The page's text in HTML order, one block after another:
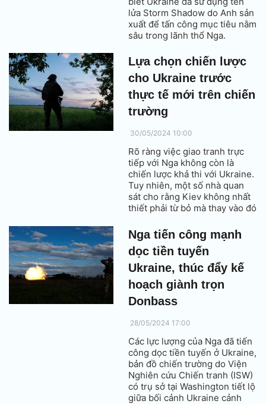
lửa Storm Shadow do Anh sản
xuất để tấn công mục tiêu nằm
sâu trong lãnh thổ Nga.
Lựa chọn chiến lược
cho Ukraine trước
thực tế mới trên chiến
trường
30/05/2024 10:00
Rõ ràng việc giao tranh trực
tiếp với Nga không còn là
chiến lược khả thi với Ukraine.
Tuy nhiên, một số nhà quan
sát cho rằng Kiev không nhất
thiết phải từ bỏ mà thay vào đó
Nga tiến công mạnh
dọc tiền tuyến
Ukraine, thúc đẩy kế
hoạch giành trọn
Donbass
28/05/2024 17:00
Các lực lượng của Nga đã tiến
công dọc tiền tuyến ở Ukraine,
bản đồ chiến trường do Viện
Nghiên cứu Chiến tranh (ISW)
có trụ sở tại Washington tiết lộ
giữa bối cảnh Ukraine cảnh